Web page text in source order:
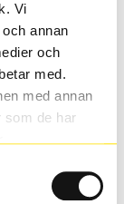
Vi
annan
och
med.
med annan
som de har
det däck du
som skall
en extra
ut från